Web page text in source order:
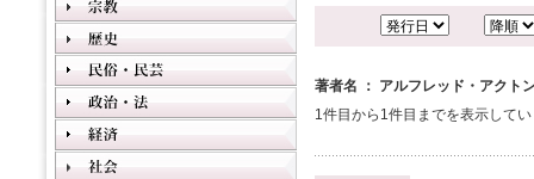
著者名 ： アルフレッド・アクト
1件目から1件目までを表示して